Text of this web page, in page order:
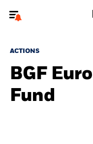
financiers.
jourvotre type
A propos de BlackRock
ACTIONS
BGF
Fund